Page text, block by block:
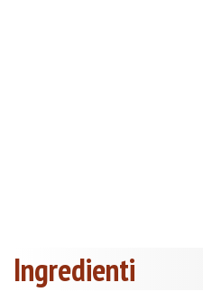
Ingredienti